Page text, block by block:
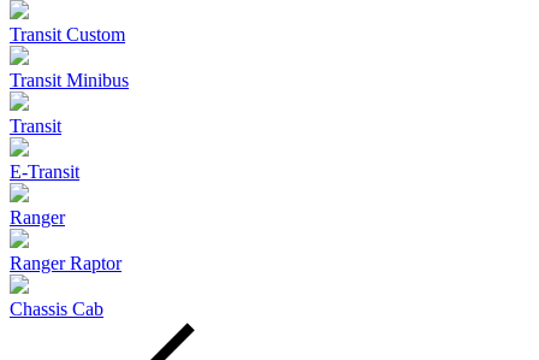
Transit Custom
Transit Minibus
Transit
E-Transit
Ranger
Ranger Raptor
Chassis Cab